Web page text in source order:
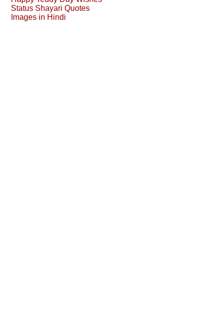
Status Shayari Quotes
Images in Hindi